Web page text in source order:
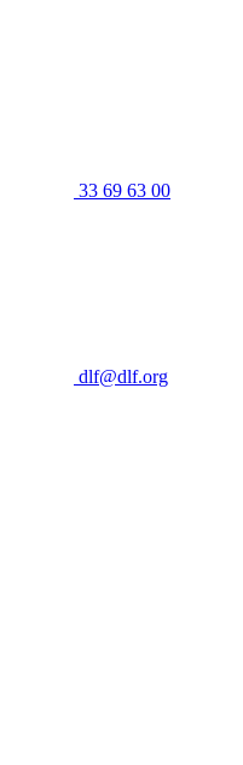
33 69 63 00
dlf@dlf.org